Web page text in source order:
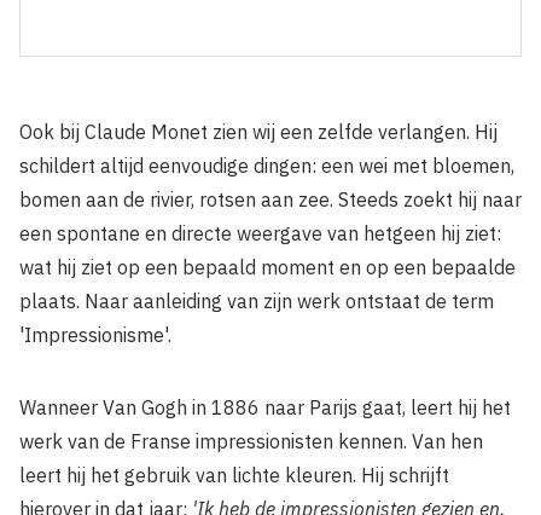
Ook bij Claude Monet zien wij een zelfde verlangen. Hij
schildert altijd eenvoudige dingen: een wei met bloemen,
bomen aan de rivier, rotsen aan zee. Steeds zoekt hij naar
een spontane en directe weergave van hetgeen hij ziet:
wat hij ziet op een bepaald moment en op een bepaalde
plaats. Naar aanleiding van zijn werk ontstaat de term
'Impressionisme'.
Wanneer Van Gogh in 1886 naar Parijs gaat, leert hij het
werk van de Franse impressionisten kennen. Van hen
leert hij het gebruik van lichte kleuren. Hij schrijft
hierover in dat jaar: 'Ik heb de impressionisten gezien en,